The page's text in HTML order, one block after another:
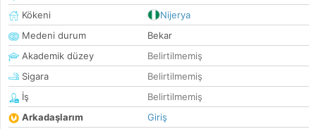
Kökeni
Nijerya
Medeni durum
Bekar
Akademik düzey
Belirtilmemiş
Sigara
Belirtilmemiş
İş
Belirtilmemiş
Arkadaşlarım
Giriş